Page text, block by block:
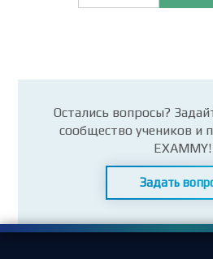
Остались вопросы?
сообщество учеников и
EXAMMY!
Задать